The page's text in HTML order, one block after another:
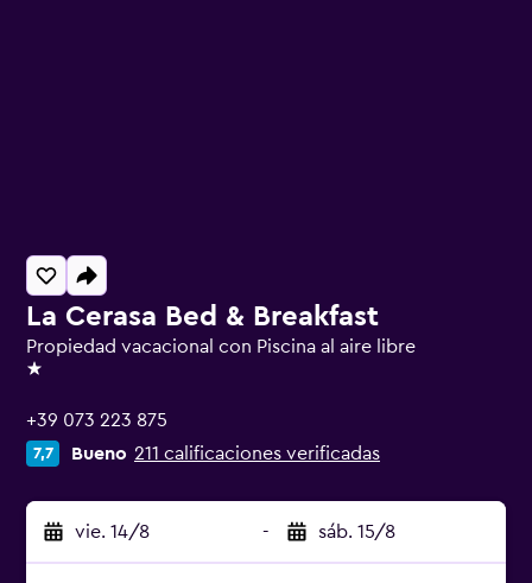
La Cerasa Bed & Breakfast
Propiedad vacacional con Piscina al aire libre
1 estrella
+39 073 223 875
7,7 Bueno 211 calificaciones verificadas
vie. 14/8 - sáb. 15/8